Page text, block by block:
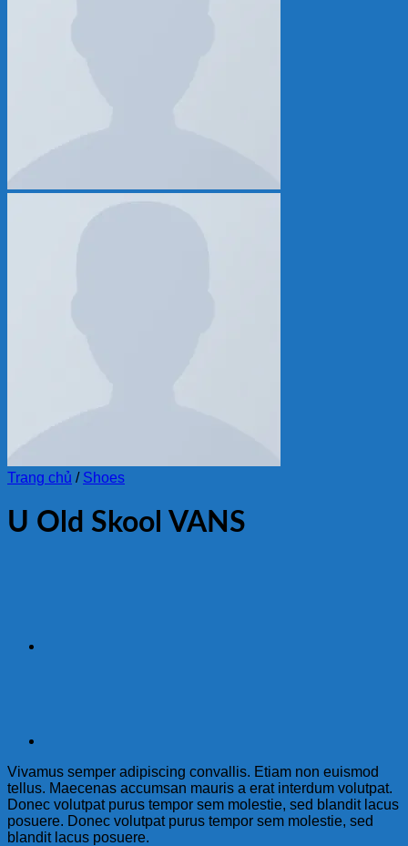
Trang chủ / Shoes
U Old Skool VANS
Vivamus semper adipiscing convallis. Etiam non euismod
tellus. Maecenas accumsan mauris a erat interdum volutpat.
Donec volutpat purus tempor sem molestie, sed blandit lacus
posuere. Donec volutpat purus tempor sem molestie, sed
blandit lacus posuere.